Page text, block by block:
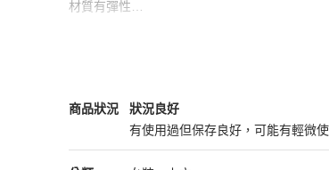
材質有彈性
商品狀況
Coach女裝 商品狀態與細節
狀況良好
有使用過但保存良好，可能有輕微
狀況良好